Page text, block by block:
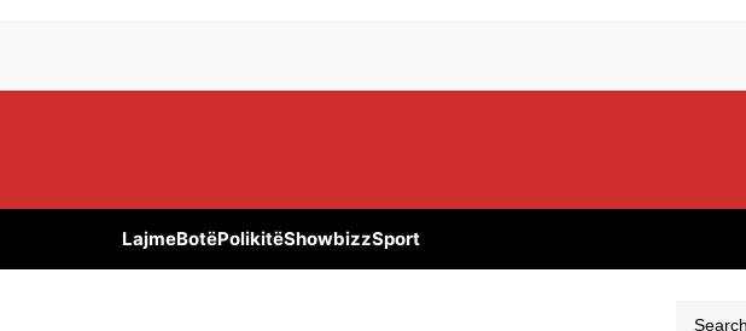
LajmeBotëPolikitëShowbizzSport